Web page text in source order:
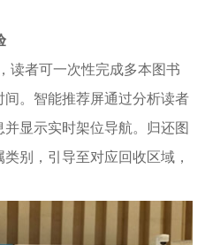
读者可一次性完成多本图书
。智能推荐屏通过分析读者
显示实时架位导航。归还图
别，引导至对应回收区域，